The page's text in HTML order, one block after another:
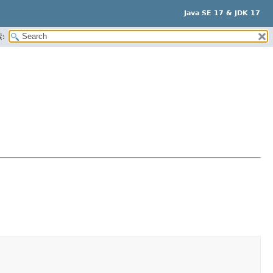
Java SE 17 & JDK 17
: